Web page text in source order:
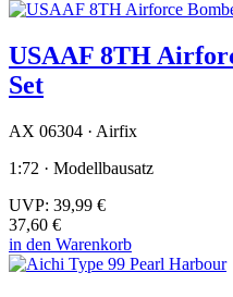
USAAF 8TH
Set
AX 06304 · Airfix
1:72 · Modellbausatz
UVP: 39,99 €
37,60 €
in den Warenkorb